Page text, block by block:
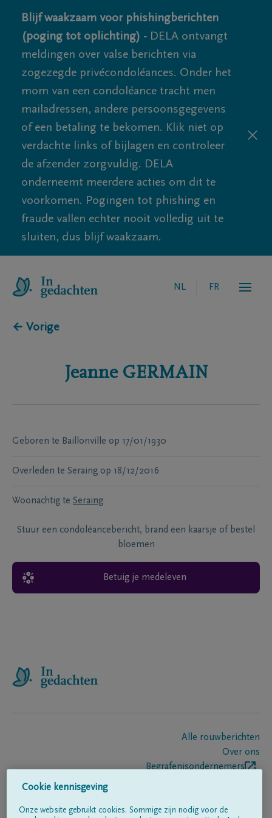
Blijf waakzaam voor phishingberichten
(poging tot oplichting) - DELA ontvangt
meldingen over valse berichten via
zogezegde privécondoléances. Onder het
mom van een condoléance tracht men
mailadressen, andere persoonsgegevens
of een betaling te bekomen. Klik niet op
verdachte links of bijlagen en controleer
de afzender zorgvuldig. DELA
onderneemt meerdere acties om dit te
voorkomen. Pogingen tot phishing en
fraude vallen echter nooit volledig uit te
sluiten, dus blijf waakzaam.
NL FR
← Vorige
Jeanne GERMAIN
Geboren te Baillonville op 17/01/1930
Overleden te Seraing op 18/12/2016
Woonachtig te Seraing
Stuur een condoléancebericht, brand een kaarsje of bestel
bloemen
Betuig je medeleven
Alle rouwberichten
Over ons
Begrafenisondernemers
Cookie kennisgeving
Onze website gebruikt cookies. Sommige zijn nodig voor de